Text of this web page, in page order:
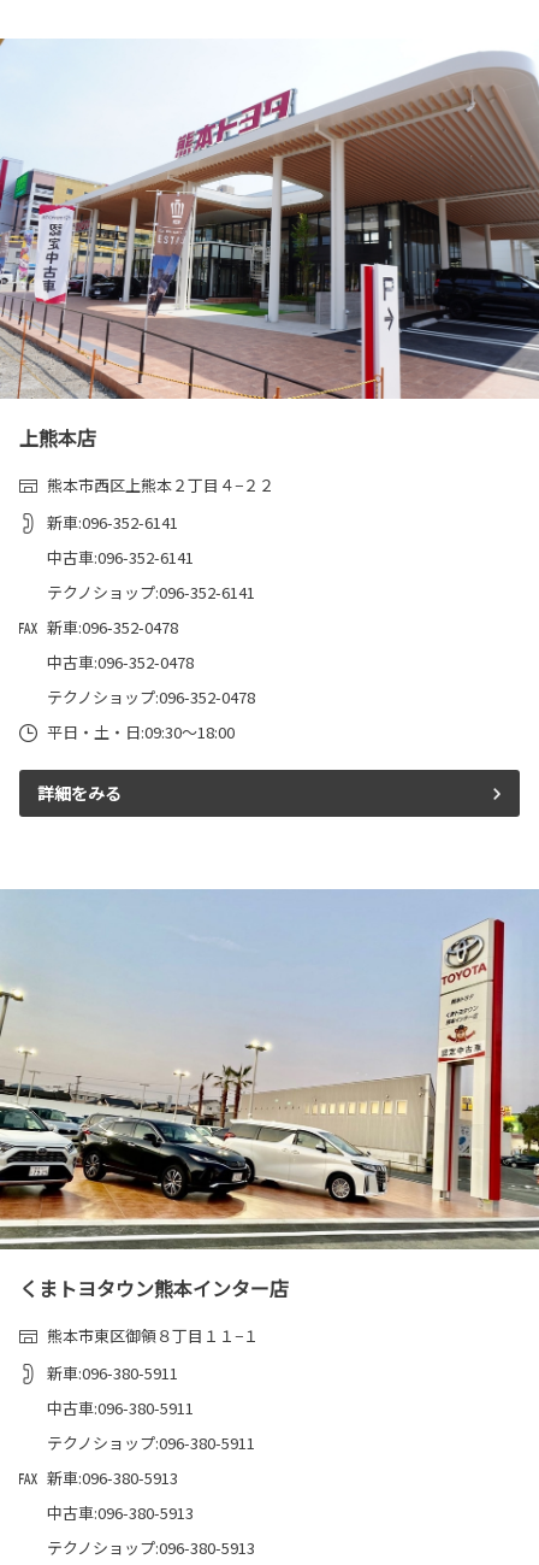
上熊本店
熊本市西区上熊本２丁目４−２２
新車:096-352-6141
中古車:096-352-6141
テクノショップ:096-352-6141
新車:096-352-0478
中古車:096-352-0478
テクノショップ:096-352-0478
平日・土・日:09:30～18:00
詳細をみる
くまトヨタウン熊本インター店
熊本市東区御領８丁目１１−１
新車:096-380-5911
中古車:096-380-5911
テクノショップ:096-380-5911
新車:096-380-5913
中古車:096-380-5913
テクノショップ:096-380-5913